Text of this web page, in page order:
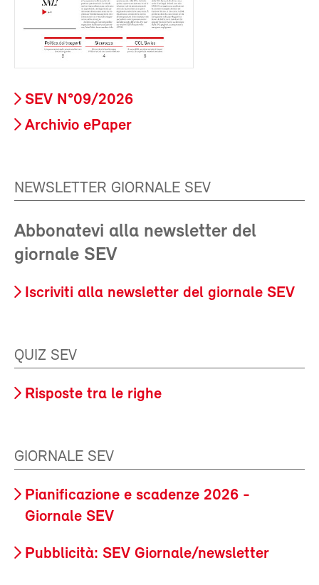
SEV N°09/2026
Archivio ePaper
NEWSLETTER GIORNALE SEV
Abbonatevi alla newsletter del
giornale SEV
Iscriviti alla newsletter del giornale SEV
QUIZ SEV
Risposte tra le righe
GIORNALE SEV
Pianificazione e scadenze 2026 -
Giornale SEV
Pubblicità: SEV Giornale/newsletter